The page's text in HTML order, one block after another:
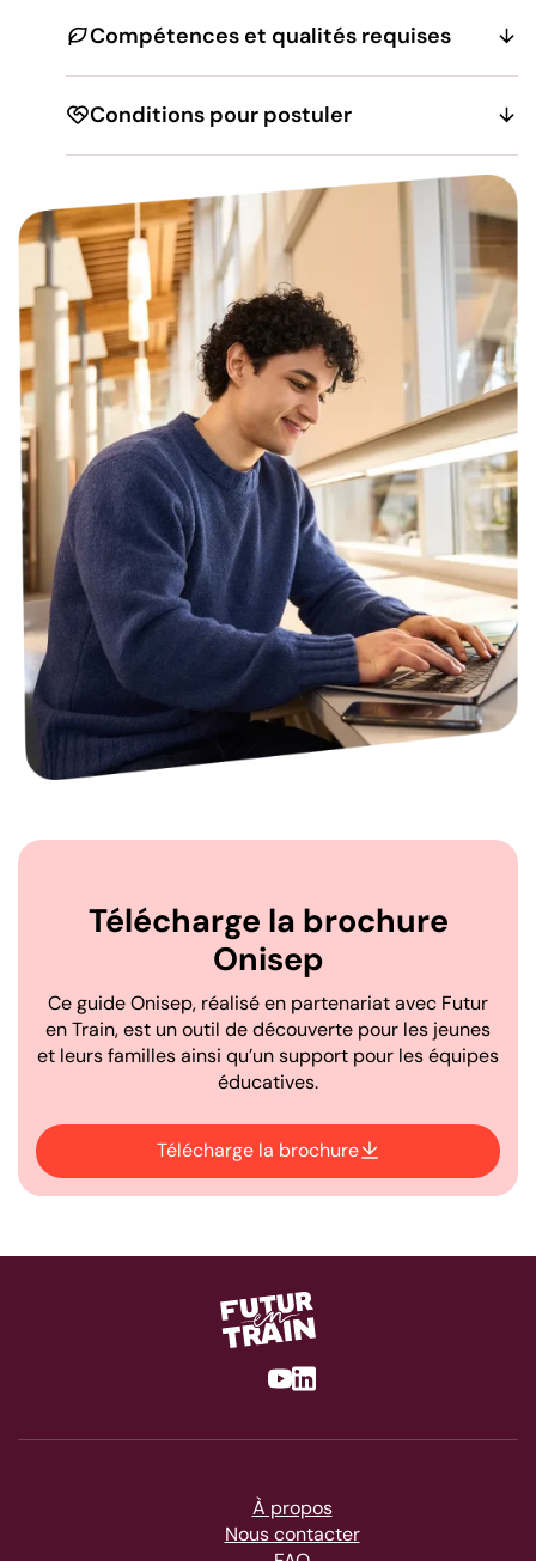
Compétences et qualités requises
Conditions pour postuler
Télécharge la brochure
Onisep
Ce guide Onisep, réalisé en partenariat avec Futur
en Train, est un outil de découverte pour les jeunes
et leurs familles ainsi qu’un support pour les équipes
éducatives.
Télécharge la brochure
Youtube
Linkedin
À propos
Nous contacter